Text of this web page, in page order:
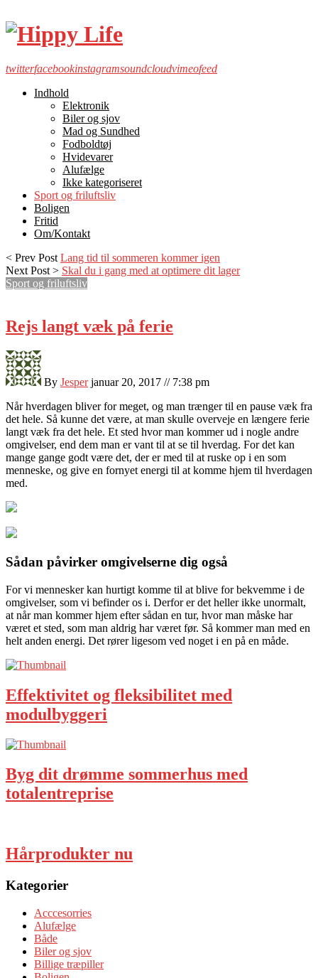
twitterfacebookinstagramsoundcloudvimeofeed
Indhold
Elektronik
Biler og sjov
Mad og Sundhed
Fodboldtøj
Hvidevarer
Alufælge
Ikke kategoriseret
Sport og friluftsliv
Boligen
Fritid
Om/Kontakt
< Prev Post Lang tid til sommeren kommer igen
Next Post > Skal du i gang med at optimere dit lager
Sport og friluftsliv
Rejs langt væk på ferie
By Jesper januar 20, 2017 // 7:38 pm
Når hverdagen bliver for meget, og man trænger til en pause væk fra
det hele. Så kunne det være, at man skulle overveje en længere ferie
langt væk fra det hele. Et sted hvor man kommer ud i nogle andre
omgivelser, end dem man er vant til at se til hverdag. For det kan
mange gange godt være det, der er med til at ruske op i en som
menneske, og give en fornyet energi til at komme hjem til hverdagen
med.
Sådan påvirker omgivelserne dig også
For vi mennesker kan hurtigt komme til at blive for bekvemme i de
omgivelser, som vi befinder os i. Derfor er det heller ikke unormalt,
at når man kommer hjem efter sådan en tur, hvor man måske har
været et sted, som man aldrig har været før. Så kommer man med en
helt anden energi. Det rører ligesom ved noget i en på en måde.
Effektivitet og fleksibilitet med
modulbyggeri
Byg dit drømme sommerhus med
totalentreprise
Hårprodukter nu
Kategorier
Acccesorries
Alufælge
Både
Biler og sjov
Billige træpiller